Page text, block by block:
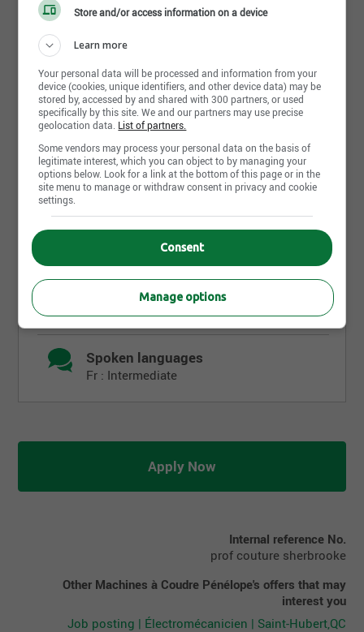
Requirements
Level of education
High school
Diploma
Aucun
Work experience (years)
0-2 years
Written languages
Spoken languages
Fr : Intermediate
Apply Now
Internal reference No.
prof couture sherbrooke
Other Machines à Coudre Pénélope's offers that may
interest you
Job posting | Électromécanicien | Saint-Hubert,QC
Store and/or access information on a device
Learn more
Your personal data will be processed and information from your
device (cookies, unique identifiers, and other device data) may be
stored by, accessed by and shared with 300 partners, or used
specifically by this site. We and our partners may use precise
geolocation data. List of partners.
Some vendors may process your personal data on the basis of
legitimate interest, which you can object to by managing your
options below. Look for a link at the bottom of this page or in the
site menu to manage or withdraw consent in privacy and cookie
settings.
Consent
Manage options